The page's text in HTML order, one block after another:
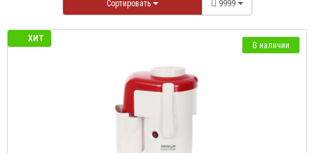
Сортировать 9999
ХИТ
В наличии